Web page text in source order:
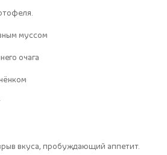
муссом
очага
вкуса, пробуждающий аппетит.